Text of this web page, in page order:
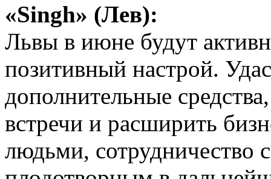
«Singh» (Лев):
Львы в июне будут
позитивный настрой.
дополнительные
встречи и расширить
людьми, сотрудничество